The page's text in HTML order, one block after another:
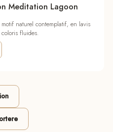
Meditation Lagoon
naturel contemplatif, en lavis
fluides.